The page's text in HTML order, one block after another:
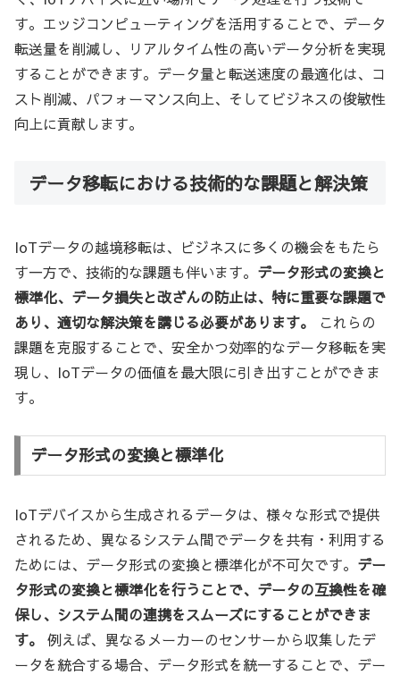
す。エッジコンピューティングを活用することで、データ
転送量を削減し、リアルタイム性の高いデータ分析を実現
することができます。データ量と転送速度の最適化は、コ
スト削減、パフォーマンス向上、そしてビジネスの俊敏性
向上に貢献します。
データ移転における技術的な課題と解決策
IoTデータの越境移転は、ビジネスに多くの機会をもたら
す一方で、技術的な課題も伴います。 データ形式の変換と
標準化、データ損失と改ざんの防止は、特に重要な課題で
あり、適切な解決策を講じる必要があります。
これらの
課題を克服することで、安全かつ効率的なデータ移転を実
現し、IoTデータの価値を最大限に引き出すことができま
す。
データ形式の変換と標準化
IoTデバイスから生成されるデータは、様々な形式で提供
されるため、異なるシステム間でデータを共有・利用する
ためには、データ形式の変換と標準化が不可欠です。 デー
タ形式の変換と標準化を行うことで、データの互換性を確
保し、システム間の連携をスムーズにすることができま
す。
例えば、異なるメーカーのセンサーから収集したデ
ータを統合する場合、データ形式を統一することで、デー